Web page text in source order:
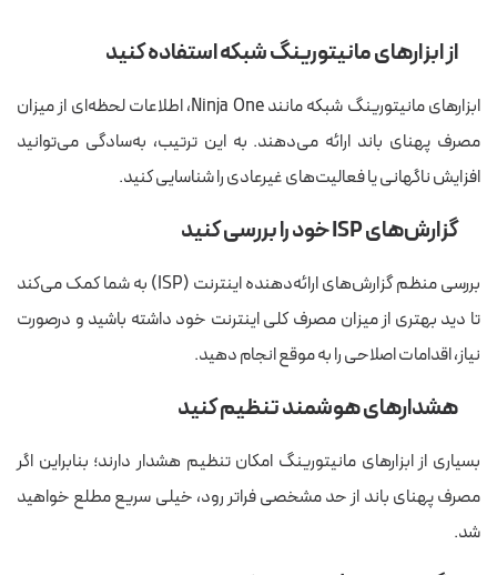
از ابزارهای مانیتورینگ شبکه استفاده کنید
ابزارهای مانیتورینگ شبکه مانند Ninja One، اطلاعات لحظه‌ای از میزان
مصرف پهنای باند ارائه می‌دهند. به این ترتیب، به‌سادگی می‌توانید
افزایش ناگهانی یا فعالیت‌های غیرعادی را شناسایی کنید.
گزارش‌های ISP خود را بررسی کنید
بررسی منظم گزارش‌های ارائه‌دهنده اینترنت (ISP) به شما کمک می‌کند
تا دید بهتری از میزان مصرف کلی اینترنت خود داشته باشید و درصورت
نیاز، اقدامات اصلاحی را به موقع انجام دهید.
هشدارهای هوشمند تنظیم کنید
بسیاری از ابزارهای مانیتورینگ امکان تنظیم هشدار دارند؛ بنابراین اگر
مصرف پهنای باند از حد مشخصی فراتر رود، خیلی سریع مطلع خواهید
شد.